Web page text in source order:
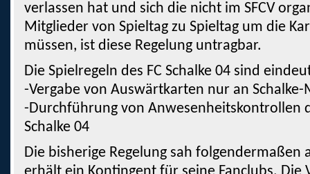
verlassen hat und sich die nicht im SFCV
Mitglieder von Spieltag zu Spieltag um die
müssen, ist diese Regelung untragbar.
Die Spielregeln des FC Schalke 04 sind
-Vergabe von Auswärtkarten nur an
-Durchführung von Anwesenheitskontrollen
Schalke 04
Die bisherige Regelung sah folgendermaßen